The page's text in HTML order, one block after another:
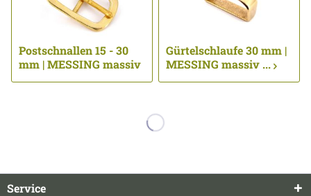
Postschnallen 15 - 30
mm | MESSING massiv
Gürtelschlaufe 30 mm |
MESSING massiv ...
Service